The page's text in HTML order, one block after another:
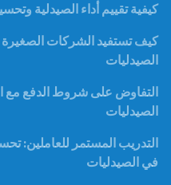
كيفية تقييم أداء الصيدلية
كيف تستفيد الشركات الصغيرة
الصيدليات
التفاوض على شروط الدفع مع
الصيدليات
التدريب المستمر للعاملين:
في الصيدليات